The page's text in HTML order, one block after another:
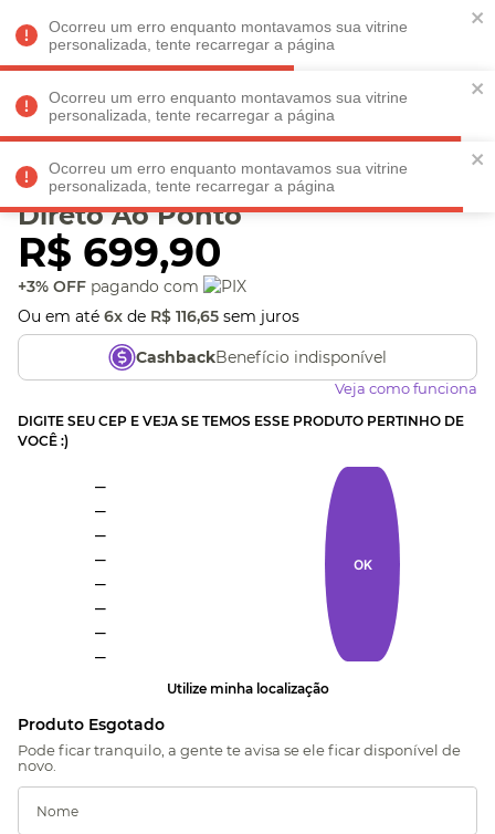
Ocorreu um erro enquanto montavamos sua vitrine
personalizada, tente recarregar a página
Ocorreu um erro enquanto montavamos sua vitrine
personalizada, tente recarregar a página
Ocorreu um erro enquanto montavamos sua vitrine
personalizada, tente recarregar a página
Faltam REGULAMENTO
Veja produtos perto de você! Informe seu CEP
Churrasqueira Portátil
Direto Ao Ponto
R$ 699,90
+3% OFF pagando com
Ou em até 6x de R$ 116,65 sem juros
CashbackBenefício indisponível
Veja como funciona
DIGITE SEU CEP E VEJA SE TEMOS ESSE PRODUTO PERTINHO DE
VOCÊ :)
OK
Utilize minha localização